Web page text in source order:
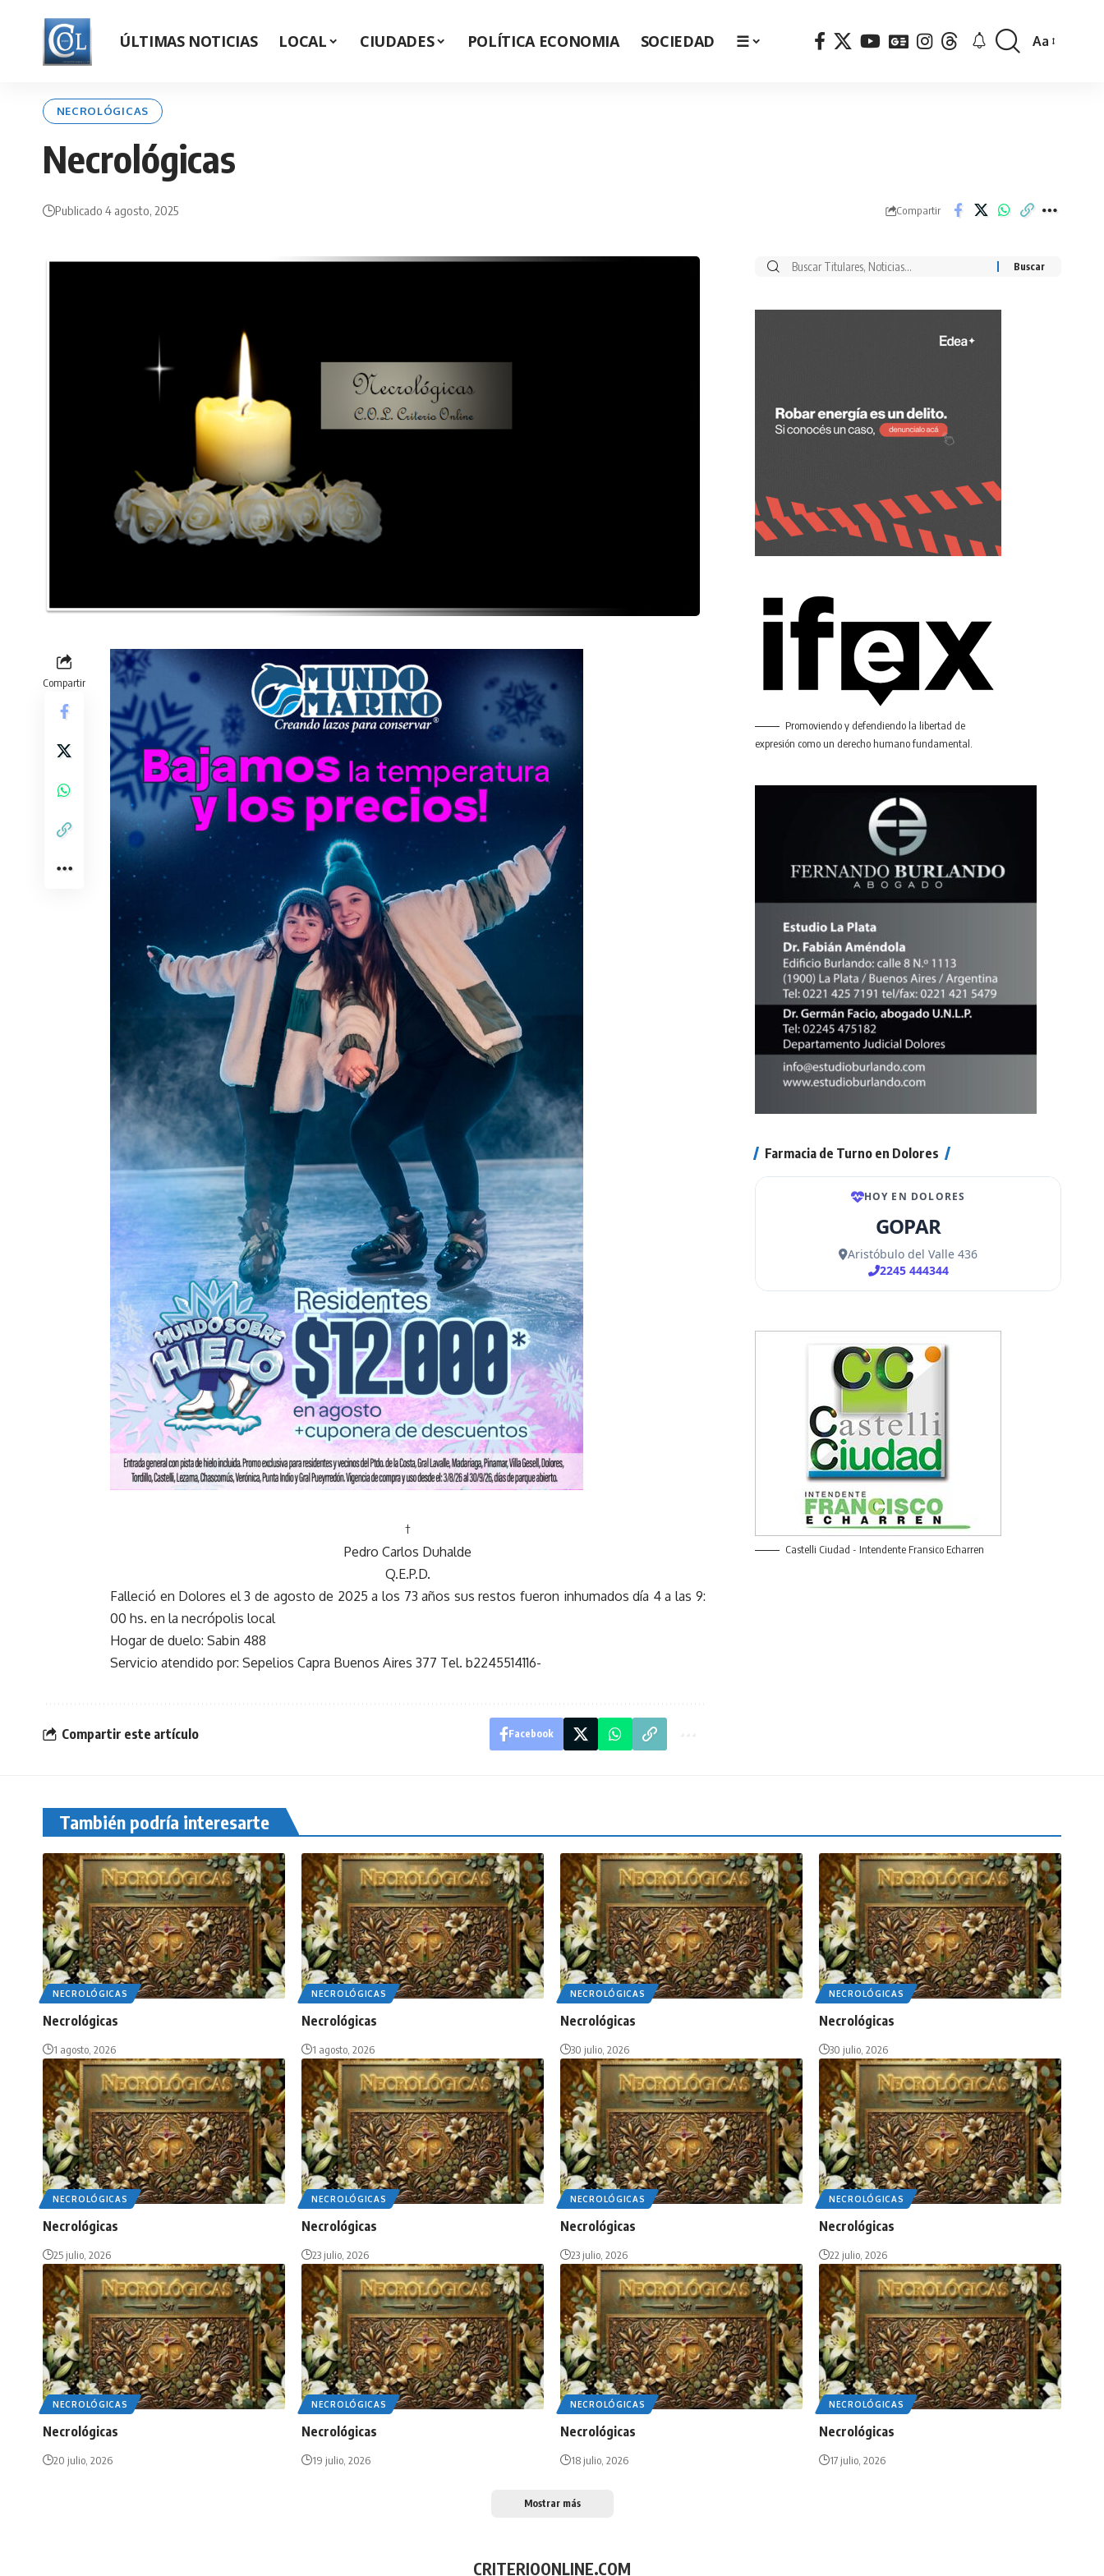
ÚLTIMAS NOTICIAS LOCAL CIUDADES POLÍTICA ECONOMIA SOCIEDAD ☰
Font
Aa
NECROLÓGICAS
Necrológicas
Publicado 4 agosto, 2025 Compartir
Compartir
†
Pedro Carlos Duhalde
Q.E.P.D.
Falleció en Dolores el 3 de agosto de 2025 a los 73 años sus restos fueron inhumados día 4 a las 9:
00 hs. en la necrópolis local
Hogar de duelo: Sabin 488
Servicio atendido por: Sepelios Capra Buenos Aires 377 Tel. b2245514116-
Compartir este artículo Facebook
Buscar
Promoviendo y defendiendo la libertad de
expresión como un derecho humano fundamental.
Farmacia de Turno en Dolores
Castelli Ciudad - Intendente Fransico Echarren
También podría interesarte
NECROLÓGICAS
Necrológicas
1 agosto, 2026
NECROLÓGICAS
Necrológicas
1 agosto, 2026
NECROLÓGICAS
Necrológicas
30 julio, 2026
NECROLÓGICAS
Necrológicas
30 julio, 2026
NECROLÓGICAS
Necrológicas
25 julio, 2026
NECROLÓGICAS
Necrológicas
23 julio, 2026
NECROLÓGICAS
Necrológicas
23 julio, 2026
NECROLÓGICAS
Necrológicas
22 julio, 2026
NECROLÓGICAS
Necrológicas
20 julio, 2026
NECROLÓGICAS
Necrológicas
19 julio, 2026
NECROLÓGICAS
Necrológicas
18 julio, 2026
NECROLÓGICAS
Necrológicas
17 julio, 2026
Mostrar más
CRITERIOONLINE.COM